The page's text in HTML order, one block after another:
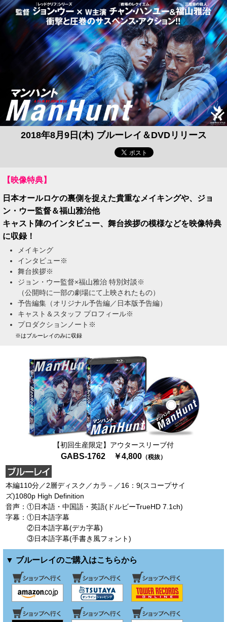
2018年8月9日(木) ブルーレイ＆DVDリリース
【映像特典】
日本オールロケの裏側を捉えた貴重なメイキングや、ジョ
ン・ウー監督＆福山雅治他
キャスト陣のインタビュー、舞台挨拶の模様などを映像特典
に収録！
メイキング
インタビュー※
舞台挨拶※
ジョン・ウー監督×福山雅治 特別対談※
（公開時に一部の劇場にて上映されたもの）
予告編集（オリジナル予告編／日本版予告編）
キャスト＆スタッフ プロフィール※
プロダクションノート※
※はブルーレイのみに収録
【初回生産限定】アウタースリーブ付
GABS-1762 ￥4,800 （税抜）
本編110分／2層ディスク／カラ－／16：9(スコープサイ
ズ)1080p High Definition
音声：①日本語・中国語・英語(ドルビーTrueHD 7.1ch)
字幕：①日本語字幕
②日本語字幕(デカ字幕)
③日本語字幕(手書き風フォント)
▼ ブルーレイのご購入はこちらから